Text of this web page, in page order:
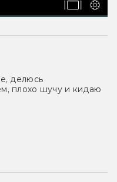
делюсь
плохо шучу и кидаю